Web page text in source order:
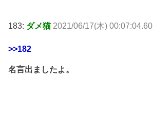
183: ダメ猫 2021/06/17(木) 00:07:04.60
>>182
名言出ましたよ。